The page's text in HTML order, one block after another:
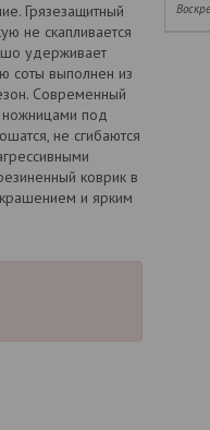
Грязезащитный
не скапливается
удерживает
соты выполнен из
Современный
под
не сгибаются
коврик в
и ярким